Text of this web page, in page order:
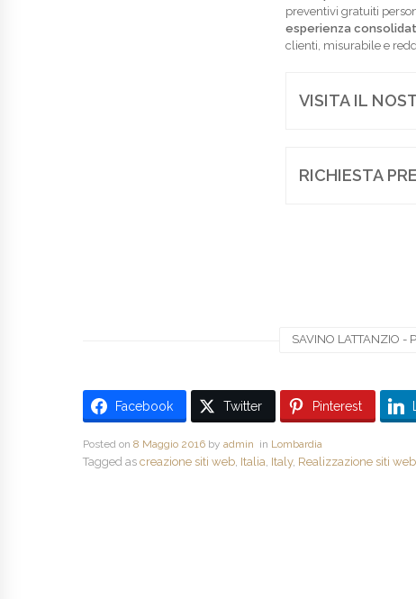
preventivi gratuiti
esperienza
clienti, misurabile e
VISITA IL
RICHIESTA
SAVINO LATTANZIO -
Facebook Twitter Pinterest
Posted on 8 Maggio 2016 by admin in Lombardia
Tagged as creazione siti web Italia Italy, Realizzazione siti web